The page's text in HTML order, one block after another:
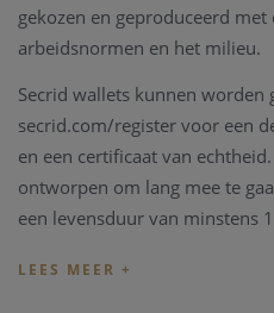
gekozen en geproduceerd
arbeidsnormen en het milieu.
Secrid wallets kunnen worden
secrid.com/register voor een
en een certificaat van
ontworpen om lang mee te
een levensduur van minstens
De originele Cardprotector